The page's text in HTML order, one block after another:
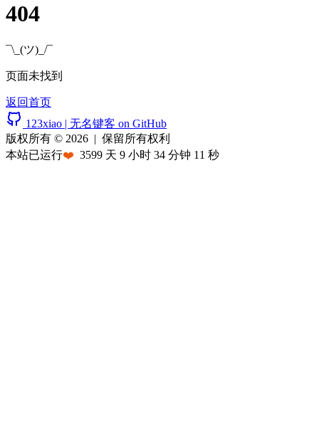
404
¯\_(ツ)_/¯
页面未找到
返回首页
123xiao | 无名键客 on GitHub
版权所有 © 2026 | 保留所有权利
本站已运行❤️ 3599 天 9 小时 34 分钟 11 秒